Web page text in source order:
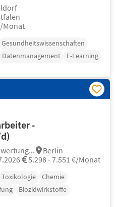
Monat
Gesundheitswissenschaften
Datenmanagement
E-Learning
-
Berlin
5.298 - 7.551 €/Monat
Toxikologie
Chemie
Biozidwirkstoffe